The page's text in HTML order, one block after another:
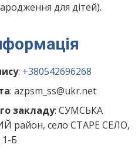
для дітей).
: +380542696268
: azpsm_ss@ukr.net
закладу: СУМСЬКА
район, село СТАРЕ СЕЛО,
Б